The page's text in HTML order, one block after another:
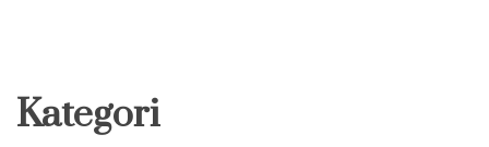
Kategori